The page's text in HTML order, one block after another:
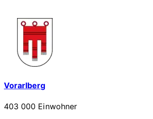
Vorarlberg
403 000 Einwohner